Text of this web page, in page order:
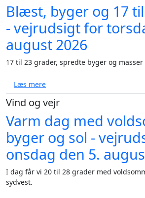
Blæst, byger og 17
- vejrudsigt for
august 2026
17 til 23 grader, spredte byger og
Læs mereom Blæst, byger og 17 til 23
Vind og vejr
Varm dag med
byger og sol -
onsdag den 5.
I dag får vi 20 til 28 grader med
sydvest.